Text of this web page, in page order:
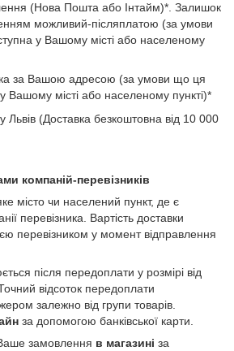
(Нова Пошта або Інтайм)*. Залишок
можливий-післяплатою (за умови
у Вашому місті або населеному
за Вашою адресою (за умови що ця
Вашому місті або населеному пункті)*
Львів (Доставка безкоштовна від 10 000
компаній-перевізників
місто чи населений пункт, де є
перевізника. Вартість доставки
перевізником у момент відправлення
після передоплати у розмірі від
відсоток передоплати
залежно від групи товарів.
за допомогою банківської карти.
замовлення в магазині за